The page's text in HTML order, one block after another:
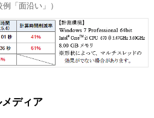
「面沿い」）
ディア